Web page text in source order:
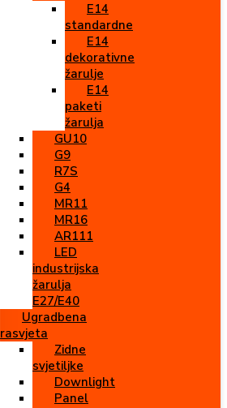
E14
standardne
E14
dekorativne
žarulje
E14
paketi
žarulja
GU10
G9
R7S
G4
MR11
MR16
AR111
LED
industrijska
žarulja
E27/E40
Ugradbena
rasvjeta
Zidne
svjetiljke
Downlight
Panel